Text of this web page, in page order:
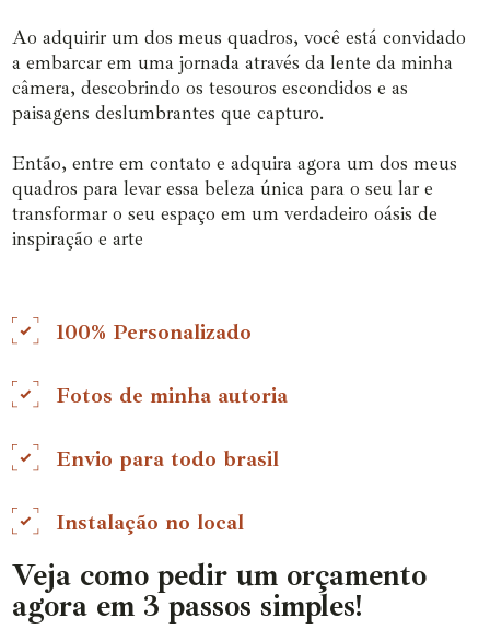
Ao adquirir um dos meus quadros, você está convidado
a embarcar em uma jornada através da lente da minha
câmera, descobrindo os tesouros escondidos e as
paisagens deslumbrantes que capturo.
Então, entre em contato e adquira agora um dos meus
quadros para levar essa beleza única para o seu lar e
transformar o seu espaço em um verdadeiro oásis de
inspiração e arte
100% Personalizado
Fotos de minha autoria
Envio para todo brasil
Instalação no local
Veja como pedir um orçamento
agora em 3 passos simples!